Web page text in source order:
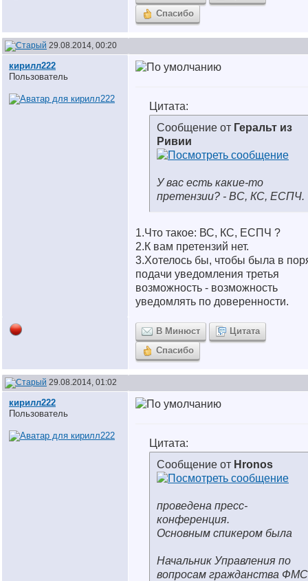
Спасибо
29.08.2014, 00:20
кирилл222
Пользователь
Цитата:
Сообщение от Геральт из
Ривии
У вас есть какие-то
претензии? - ВС, КС, ЕСПЧ.
1.Что такое: ВС, КС, ЕСПЧ ?
2.К вам претензий нет.
3.Хотелось бы, чтобы была в
подачи уведомления третья
возможность - возможность
уведомлять по доверенности.
В Минюст
Цитата
Спасибо
29.08.2014, 01:02
кирилл222
Пользователь
Цитата:
Сообщение от Hronos
проведена пресс-
конференция.
Основным спикером была
Начальник Управления по
вопросам гражданства ФМС